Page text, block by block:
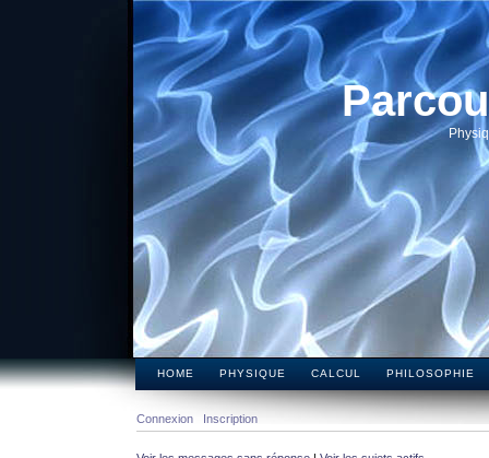
HOME PHYSIQUE CALCUL PHILOSOPHIE
Connexion Inscription